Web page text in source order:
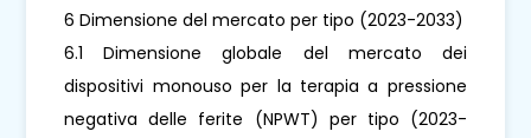
6 Dimensione del mercato per tipo (2023-2033)
6.1 Dimensione globale del mercato dei
dispositivi monouso per la terapia a pressione
negativa delle ferite (NPWT) per tipo (2023-